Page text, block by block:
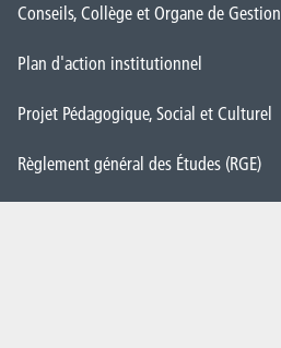
Conseils, Collège et Organe de Gestion
Plan d'action institutionnel
Projet Pédagogique, Social et Culturel
Règlement général des Études (RGE)